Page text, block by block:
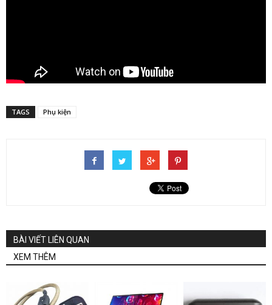
TAGS Phụ kiện
BÀI VIẾT LIÊN QUAN
XEM THÊM